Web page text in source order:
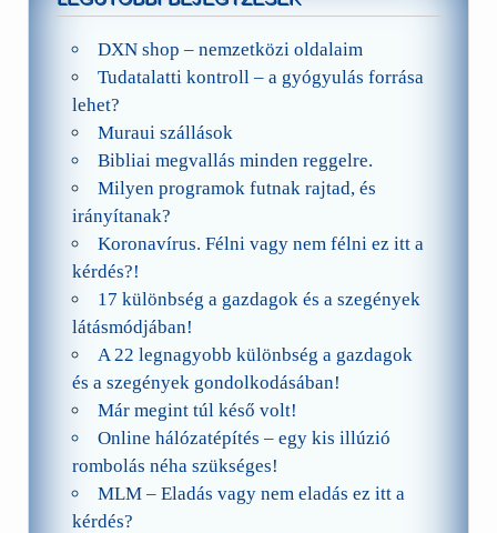
DXN shop – nemzetközi oldalaim
Tudatalatti kontroll – a gyógyulás forrása
lehet?
Muraui szállások
Bibliai megvallás minden reggelre.
Milyen programok futnak rajtad, és
irányítanak?
Koronavírus. Félni vagy nem félni ez itt a
kérdés?!
17 különbség a gazdagok és a szegények
látásmódjában!
A 22 legnagyobb különbség a gazdagok
és a szegények gondolkodásában!
Már megint túl késő volt!
Online hálózatépítés – egy kis illúzió
rombolás néha szükséges!
MLM – Eladás vagy nem eladás ez itt a
kérdés?